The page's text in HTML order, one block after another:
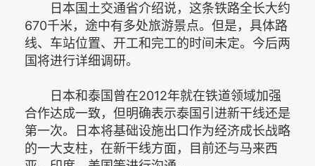
日本国土交通省介绍说，这条铁路全长大约
670千米，途中有多处旅游景点。但是，具体路
线、车站位置、开工和完工的时间未定。今后两
国将进行详细调研。
日本和泰国曾在2012年就在铁道领域加强
合作达成一致，但明确表示泰国引进新干线还是
第一次。日本将基础设施出口作为经济成长战略
的一大支柱，在新干线方面，目前还与马来西